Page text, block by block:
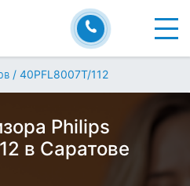
/ 40PFL8007T/112
Philips
в Саратове